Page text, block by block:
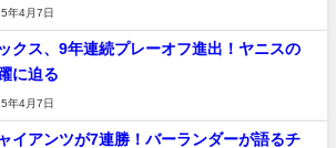
年4月7日
クス、9年連続プレーオフ進出！ヤニスの
に迫る
年4月7日
イアンツが7連勝！バーランダーが語るチ